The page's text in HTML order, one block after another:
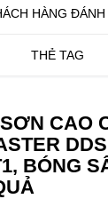
HÀNG ĐÁNH
THẺ TAG
CAO
BÓNG